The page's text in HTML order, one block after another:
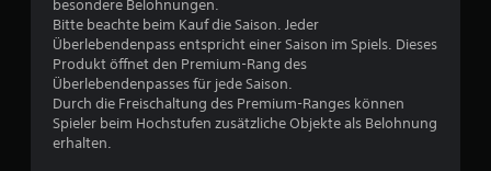
besondere Belohnungen.
Bitte beachte beim Kauf die Saison. Jeder
Überlebendenpass entspricht einer Saison im Spiels. Dieses
Produkt öffnet den Premium-Rang des
Überlebendenpasses für jede Saison.
Durch die Freischaltung des Premium-Ranges können
Spieler beim Hochstufen zusätzliche Objekte als Belohnung
erhalten.